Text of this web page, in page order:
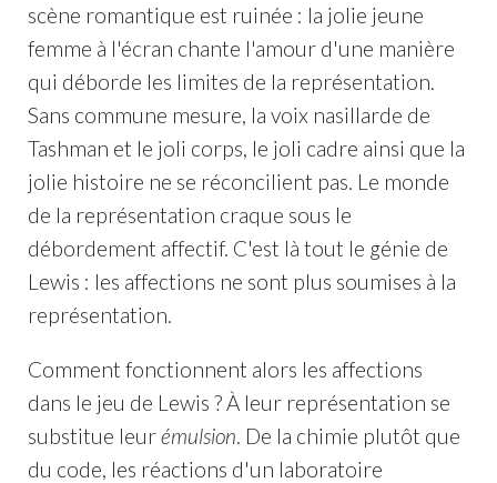
scène romantique est ruinée : la jolie jeune
femme à l'écran chante l'amour d'une manière
qui déborde les limites de la représentation.
Sans commune mesure, la voix nasillarde de
Tashman et le joli corps, le joli cadre ainsi que la
jolie histoire ne se réconcilient pas. Le monde
de la représentation craque sous le
débordement affectif. C'est là tout le génie de
Lewis : les affections ne sont plus soumises à la
représentation.
Comment fonctionnent alors les affections
dans le jeu de Lewis ? À leur représentation se
substitue leurémulsion. De la chimie plutôt que
du code, les réactions d'un laboratoire